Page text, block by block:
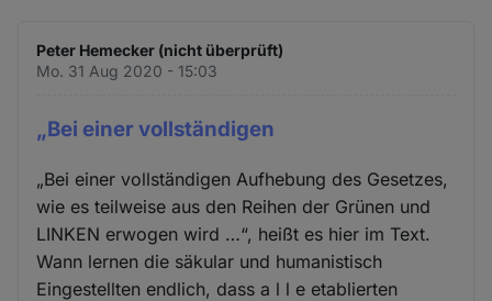
Peter Hemecker (nicht überprüft)
Mo. 31 Aug 2020 - 15:03
„Bei einer vollständigen
„Bei einer vollständigen Aufhebung des Gesetzes,
wie es teilweise aus den Reihen der Grünen und
LINKEN erwogen wird …“, heißt es hier im Text.
Wann lernen die säkular und humanistisch
Eingestellten endlich, dass a l l e etablierten